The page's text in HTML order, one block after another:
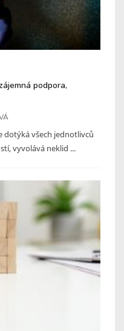
podpora,
dotýká všech jednotlivců
vyvolává neklid ...